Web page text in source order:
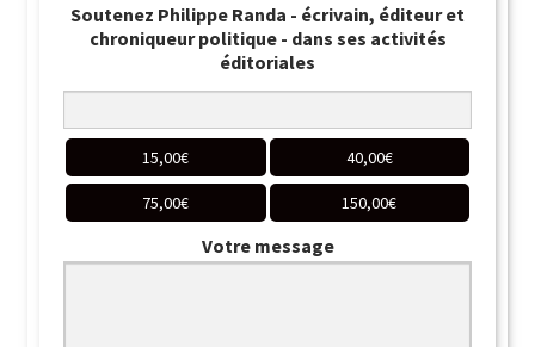
Soutenez Philippe Randa - écrivain, éditeur et
chroniqueur politique - dans ses activités
éditoriales
15,00€ 40,00€
75,00€ 150,00€
Votre message